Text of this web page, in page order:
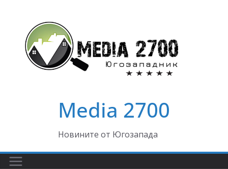
content
Media 2700
Новините от Югозапада